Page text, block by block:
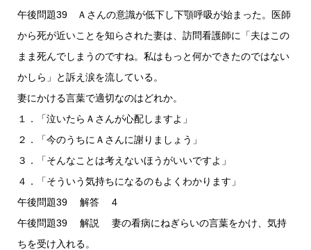
午後問題39 Ａさんの意識が低下し下顎呼吸が始まった。医師
から死が近いことを知らされた妻は、訪問看護師に「夫はこの
まま死んでしまうのですね。私はもっと何かできたのではない
かしら」と訴え涙を流している。
妻にかける言葉で適切なのはどれか。
１．「泣いたらＡさんが心配しますよ」
２．「今のうちにＡさんに謝りましょう」
３．「そんなことは考えないほうがいいですよ」
４．「そういう気持ちになるのもよくわかります」
午後問題39 解答 4
午後問題39 解説 妻の看病にねぎらいの言葉をかけ、気持
ちを受け入れる。